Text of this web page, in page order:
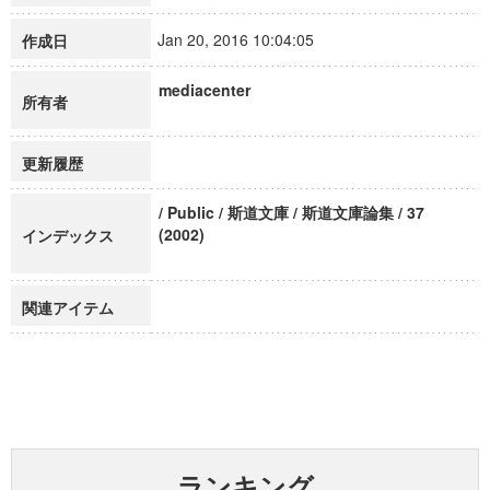
作成日 Jan 20, 2016 10:04:05
所有者
mediacenter
更新履歴
インデックス
/ Public / 斯道文庫 / 斯道文庫論集 / 37
(2002)
関連アイテム